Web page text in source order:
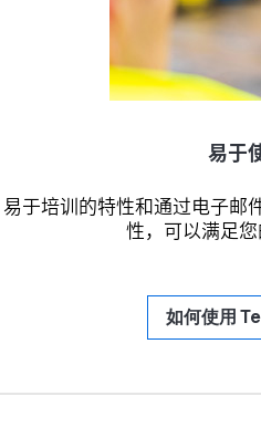
易于
易于培训的特性和通过电子邮
性，可以满足您
如何使用